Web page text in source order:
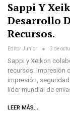
Sappi Y
Desarrollo
Recursos.
Editor Junior 3 de
Sappi y Xeikon
recursos. Impresión
impresión,
líder mundial de
LEER MÁS...